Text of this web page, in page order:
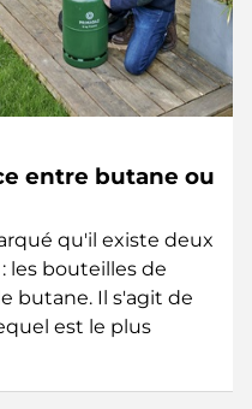
entre butane ou
qu'il existe deux
les bouteilles de
butane. Il s'agit de
est le plus